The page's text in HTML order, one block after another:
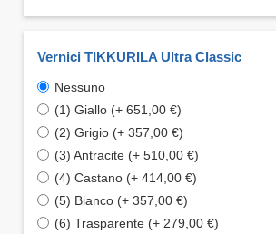
Vernici TIKKURILA Ultra Classic
Nessuno
(1) Giallo (+ 651,00 €)
(2) Grigio (+ 357,00 €)
(3) Antracite (+ 510,00 €)
(4) Castano (+ 414,00 €)
(5) Bianco (+ 357,00 €)
(6) Trasparente (+ 279,00 €)